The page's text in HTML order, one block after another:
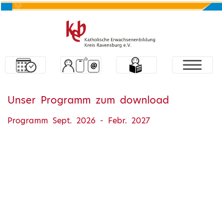
Unser Programm zum download
Programm Sept. 2026 - Febr. 2027